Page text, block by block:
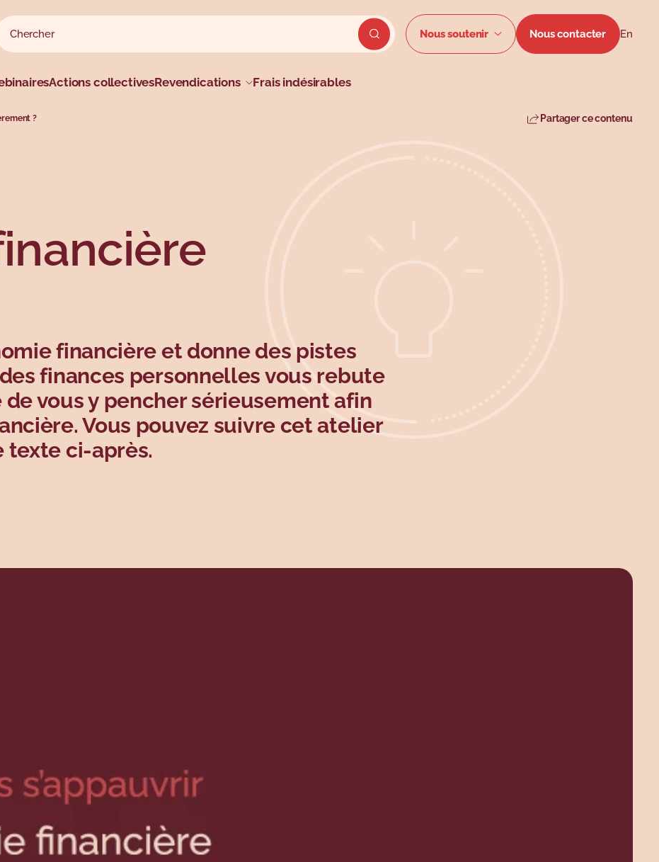
Rechercher sur le site
Envoyer la recherche du site
Menu
Nous soutenir Nous contacter En
Actions collectivesRevendications Frais indésirables
? Partager ce contenu
financière et donne des pistes
finances personnelles vous rebute
vous y pencher sérieusement afin
Vous pouvez suivre cet atelier
texte ci-après.